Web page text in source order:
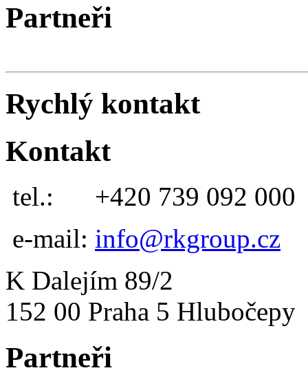
Partneři
Rychlý kontakt
Kontakt
tel.: +420 739 092 000
e-mail: info@rkgroup.cz
K Dalejím 89/2
152 00 Praha 5 Hlubočepy
Partneři